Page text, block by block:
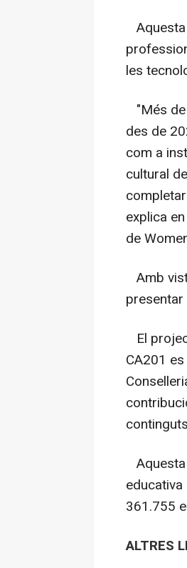
les
"Més
des de
com a
cultural
explica
de
Amb
El
CA201
361.755
ALTRES